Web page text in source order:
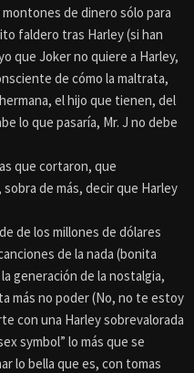
de dinero sólo para
faldero tras Harley (si han
que Joker no quiere a Harley,
de cómo la maltrata,
el hijo que tienen, del
lo que pasaría, Mr. J no debe
que cortaron, que
de más, decir que Harley
de los millones de dólares
de la nada (bonita
generación de la nostalgia,
más no poder (No, no te estoy
con una Harley sobrevalorada
symbol” lo más que se
lo bella que es, con tomas